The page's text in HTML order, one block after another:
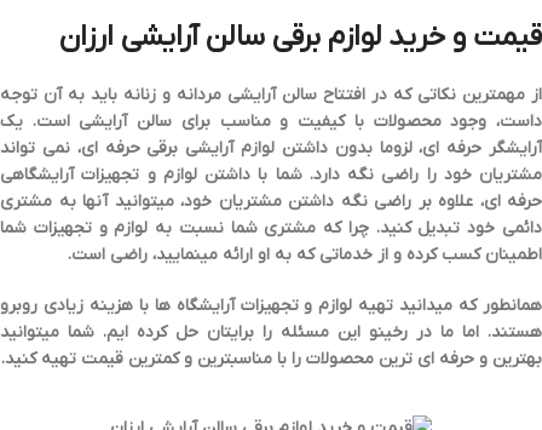
قیمت و خرید لوازم برقی سالن آرایشی ارزان
از مهمترین نکاتی که در افتتاح سالن آرایشی مردانه و زنانه باید به آن توجه
داست، وجودمحصولات با کیفیت و مناسب برای سالن آرایشی است. یک
آرایشگر حرفه ای، لزوما بدون داشتن لوازم آرایشی برقی حرفه ای، نمی تواند
مشتریان خود را راضی نگه دارد. شما با داشتنلوازم و تجهیزات آرایشگاهی
حرفه ای، علاوه بر راضی نگه داشتن مشتریان خود، میتوانید آنها به مشتری
دائمی خود تبدیل کنید. چرا که مشتری شما نسبت به لوازم و تجهیزات شما
اطمینان کسب کرده و از خدماتی که به او ارائه مینمایید، راضی است.
همانطور که میدانید تهیه لوازم و تجهیزات آرایشگاه ها با هزینه زیادی روبرو
هستند. اما ما در رخینو این مسئله را برایتان حل کرده ایم. شما میتوانید
بهترین و حرفه ای ترین محصولات را با مناسبترین و کمترین قیمت تهیه کنید.